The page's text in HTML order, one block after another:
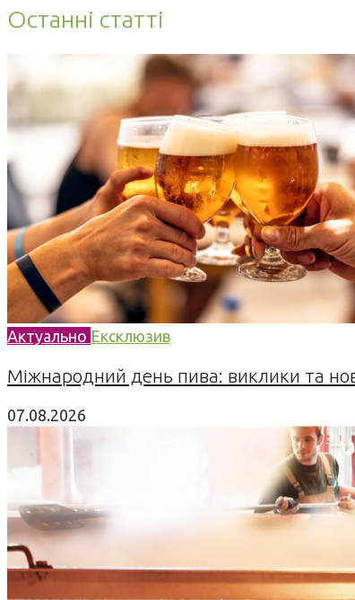
Останні статті
Актуально Ексклюзив
Міжнародний день пива: виклики та
07.08.2026